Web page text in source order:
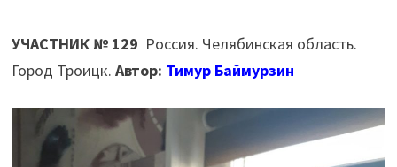
УЧАСТНИК № 129 Россия. Челябинская область.
Город Троицк. Автор: Тимур Баймурзин